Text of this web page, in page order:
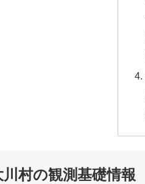
川村の観測基礎情報